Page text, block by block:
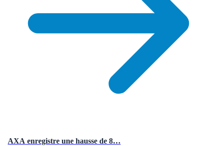
AXA enregistre une hausse de 8…